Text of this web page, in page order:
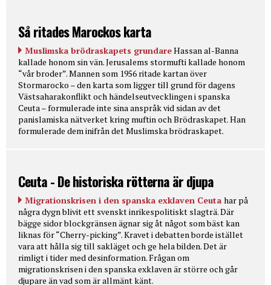
Så ritades Marockos karta
Muslimska brödraskapets grundareHassan al-Banna
kallade honom sin vän. Jerusalems stormufti kallade honom
“vår broder”. Mannen som 1956 ritade kartan över
Stormarocko – den karta som ligger till grund för dagens
Västsaharakonflikt och händelseutvecklingen i spanska
Ceuta – formulerade inte sina anspråk vid sidan av det
panislamiska nätverket kring muftin och Brödraskapet. Han
formulerade dem inifrån det Muslimska brödraskapet.
Ceuta - De historiska rötterna är djupa
Migrationskrisen i den spanska exklaven Ceuta har på
några dygn blivit ett svenskt inrikespolitiskt slagträ. Där
bägge sidor blockgränsen ägnar sig åt något som bäst kan
liknas för “Cherry-picking”. Kravet i debatten borde istället
vara att hålla sig till sakläget och ge hela bilden. Det är
rimligt i tider med desinformation. Frågan om
migrationskrisen i den spanska exklaven är större och går
djupare än vad som är allmänt känt.